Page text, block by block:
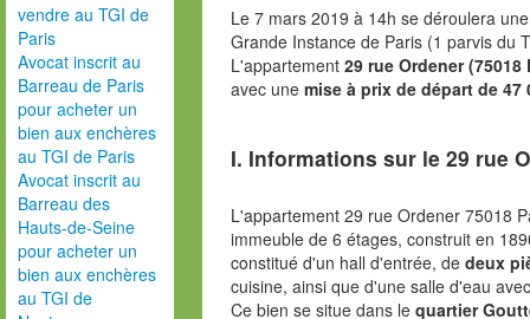
vendre au TGI de
Paris
Avocat inscrit au
Barreau de Paris
pour acheter un
bien aux enchères
au TGI de Paris
Avocat inscrit au
Barreau des
Hauts-de-Seine
pour acheter un
bien aux enchères
au TGI de
Le 7 mars 2019 à 14h se déroulera
Grande Instance de Paris (1 parvis du
L'appartement 29 rue Ordener
avec une mise à prix de départ de 47
I. Informations sur le 29 rue
L'appartement 29 rue Ordener 75018
immeuble de 6 étages, construit en
constitué d'un hall d'entrée, de deux
cuisine, ainsi que d'une salle d'eau
Ce bien se situe dans le quartier